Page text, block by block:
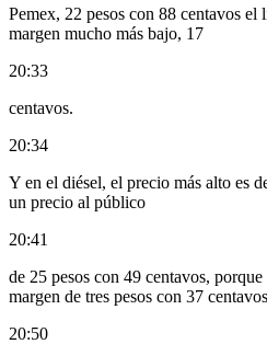
Pemex, 22 pesos con 88 centavos
margen mucho más bajo, 17
20:33
centavos.
20:34
Y en el diésel, el precio más alto es
un precio al público
20:41
de 25 pesos con 49 centavos,
margen de tres pesos con 37 centavos
20:50